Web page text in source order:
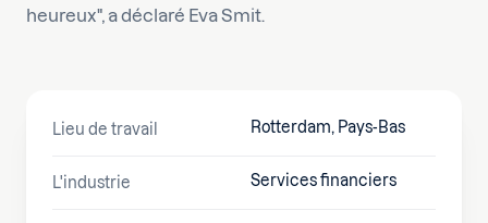
Lieu de travail Rotterdam, Pays-Bas
L'industrie Services financiers
heureux", a déclaré Eva Smit.